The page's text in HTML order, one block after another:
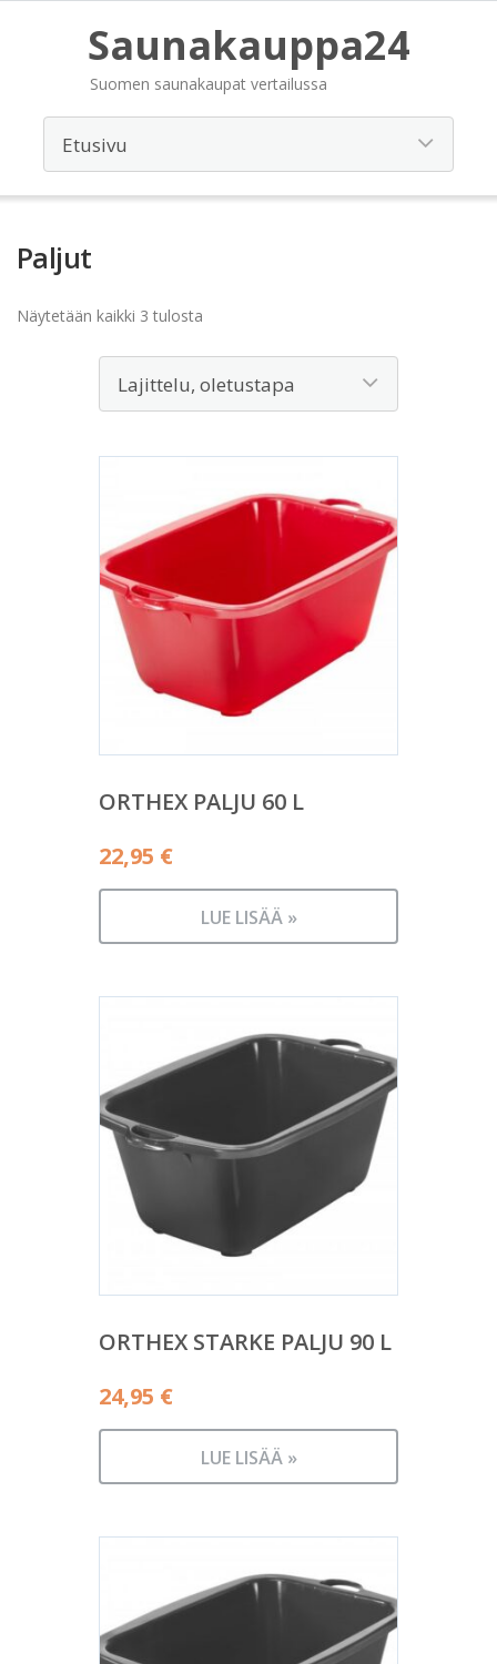
Saunakauppa24
Suomen saunakaupat vertailussa
Paljut
Näytetään kaikki 3 tulosta
ORTHEX PALJU 60 L
22,95 €
LUE LISÄÄ »
ORTHEX STARKE PALJU 90 L
24,95 €
LUE LISÄÄ »